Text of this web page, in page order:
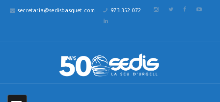
secretaria@sedisbasquet.com 973 352 072